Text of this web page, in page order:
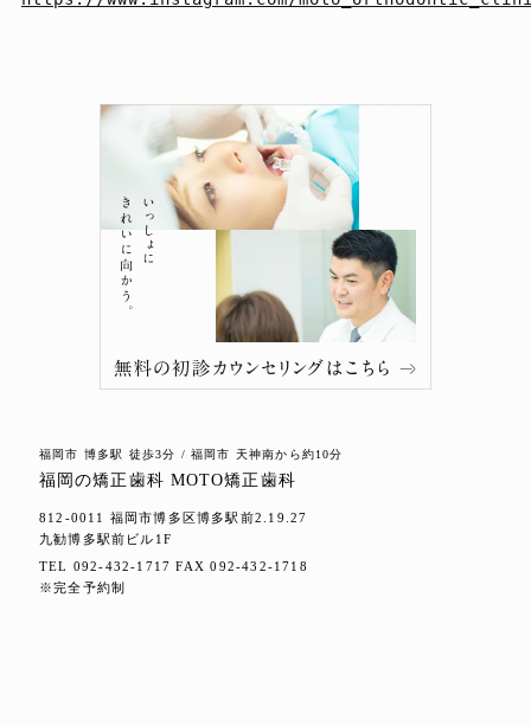
福岡市 博多駅 徒歩3分 / 福岡市 天神南から約10分
福岡の矯正歯科 MOTO矯正歯科
812-0011 福岡市博多区博多駅前2.19.27
九勧博多駅前ビル1F
TEL 092-432-1717 FAX 092-432-1718
※完全予約制